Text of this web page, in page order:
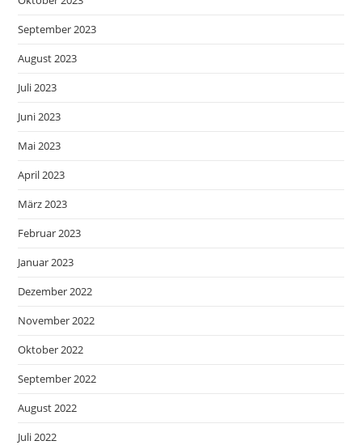
September 2023
August 2023
Juli 2023
Juni 2023
Mai 2023
April 2023
März 2023
Februar 2023
Januar 2023
Dezember 2022
November 2022
Oktober 2022
September 2022
August 2022
Juli 2022